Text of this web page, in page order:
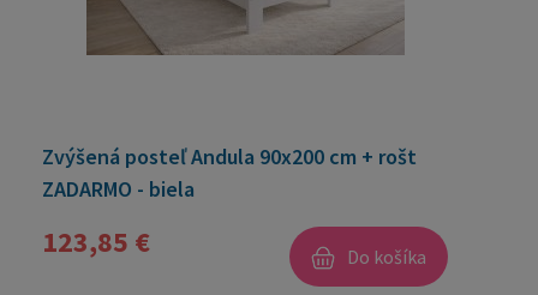
Zvýšená posteľ Andula 90x200 cm + rošt
ZADARMO - biela
123,85 € Do košíka